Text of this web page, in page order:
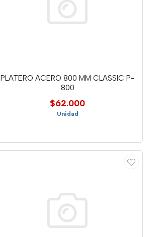
PLATERO ACERO 800 MM CLASSIC P-
800
$62.000
Unidad